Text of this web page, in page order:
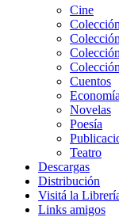
Cine
Cuentos
Economía
Novelas
Poesía
Teatro
Descargas
Distribución
Visitá la
Links amigos